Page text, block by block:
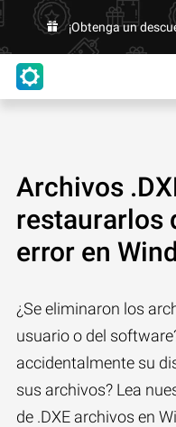
¡Obtenga un
Archivos
restaurarlos
error en
¿Se eliminaron los
usuario o del
accidentalmente su
sus archivos? Lea
de .DXE archivos en